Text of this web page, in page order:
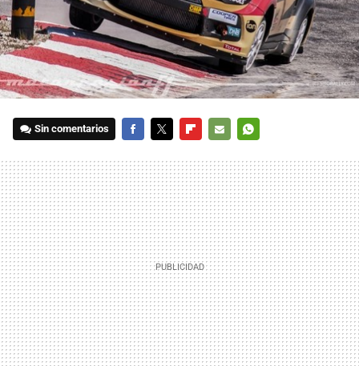
Sin comentarios
MAIL